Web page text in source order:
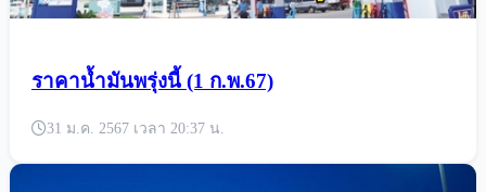
ราคาน้ำมันพรุ่งนี้ (1 ก.พ.67)
31 ม.ค. 2567 เวลา 20:37 น.